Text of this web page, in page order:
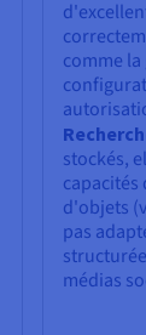
comme
stockés,
capacités
d'objets
pas
médias